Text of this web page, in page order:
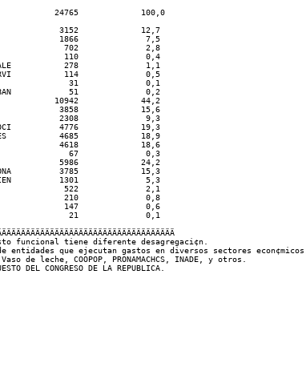
24765             100,0
3152             12,7
1866              7,5
702              2,8
110              0,4
278              1,1
114              0,5
31              0,1
51              0,2
10942             44,2
3858             15,6
2308              9,3
4776             19,3
4685             18,9
4618             18,6
67              0,3
5986             24,2
3785             15,3
1301              5,3
522              2,1
210              0,8
147              0,6
21              0,1
funcional tiene diferente desagregaci¢n.
entidades que ejecutan gastos en diversos sectores econ¢micos.
de leche, COOPOP, PRONAMACHCS, INADE, y otros.